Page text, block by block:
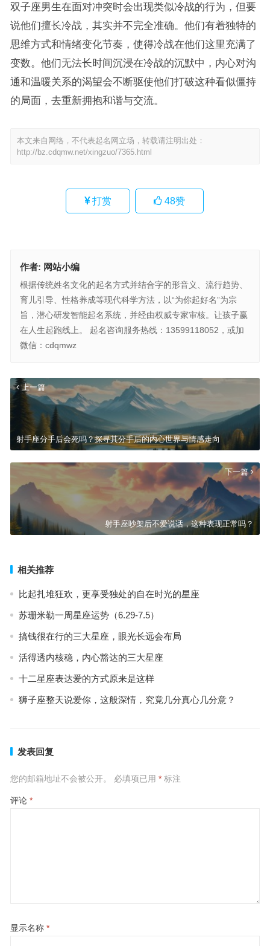
双子座男生在面对冲突时会出现类似冷战的行为，但要
说他们擅长冷战，其实并不完全准确。他们有着独特的
思维方式和情绪变化节奏，使得冷战在他们这里充满了
变数。他们无法长时间沉浸在冷战的沉默中，内心对沟
通和温暖关系的渴望会不断驱使他们打破这种看似僵持
的局面，去重新拥抱和谐与交流。
本文来自网络，不代表起名网立场，转载请注明出处：
http://bz.cdqmw.net/xingzuo/7365.html
打赏 48赞
作者: 网站小编
根据传统姓名文化的起名方式并结合字的形音义、流行趋势、
育儿引导、性格养成等现代科学方法，以“为你起好名”为宗
旨，潜心研发智能起名系统，并经由权威专家审核。让孩子赢
在人生起跑线上。 起名咨询服务热线：13599118052，或加
微信：cdqmwz
上一篇
射手座分手后会死吗？探寻其分手后的内心世界与情感走向
下一篇
射手座吵架后不爱说话，这种表现正常吗？
相关推荐
比起扎堆狂欢，更享受独处的自在时光的星座
苏珊米勒一周星座运势（6.29-7.5）
搞钱很在行的三大星座，眼光长远会布局
活得透内核稳，内心豁达的三大星座
十二星座表达爱的方式原来是这样
狮子座整天说爱你，这般深情，究竟几分真心几分意？
发表回复
您的邮箱地址不会被公开。 必填项已用 *标注
评论 *
显示名称 *